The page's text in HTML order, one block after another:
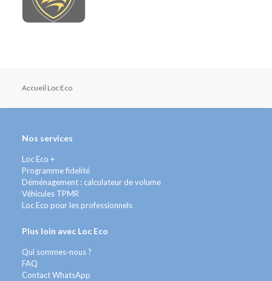
Accueil Loc Eco
Nos services
Loc Eco +
Programme fidelité
Déménagement : calculateur de volume
Véhicules TPMR
Loc Eco pour les professionnels
Plus loin avec Loc Eco
Qui sommes-nous ?
FAQ
Contact WhatsApp